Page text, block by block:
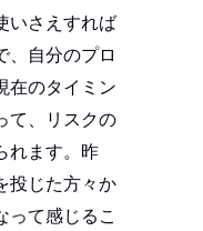
いさえすれば
、自分のプロ
在のタイミン
て、リスクの
れます。昨
投じた方々か
って感じるこ